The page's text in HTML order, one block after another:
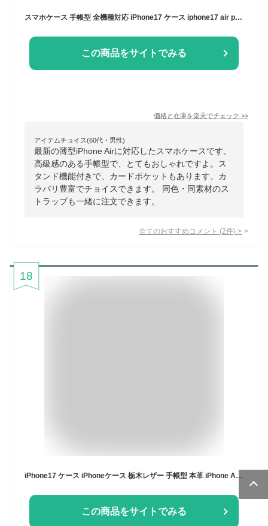
スマホケース 手帳型 全機種対応 iPhone17 ケース iphone17 air pro max 16e 16 iPhone15 iPhone13 mini SE se3 携帯カバー グーグルピクセル10 Xperia galaxy 手帳カバー 携帯ケース 手帳ケース Aquos sense9 ブランド ショルダー カバー
この商品をサイトでみる
価格と在庫を楽天でチェック >>
アイテムチョイス(60代・男性)
最新の薄型iPhone Airに対応したスマホケースです。
高級感のある手帳型で、とてもおしゃれですよ。ス
タンド機能付きで、カードポケットもあります。カ
ラバリ豊富でチョイスできます。 同色・同素材のス
トラップも一緒に注文できます。
全てのおすすめコメント (2件) >
18
iPhone17 ケース iPhoneケース 栃木レザー 手帳型 本革 iPhone Air 16 15 14 SE 第3世代 se3 iPhone12 iPhone 13 pro mini promax ケース 手帳 iPhone se 11 8 x xr スマホケース iphoneSE 第2世代 se2 スマホケース手帳型 マグネットなし ベルトなし アイフォン カバー
この商品をサイトでみる